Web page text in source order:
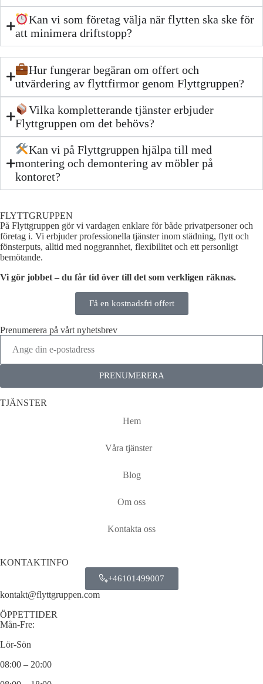
Kan vi som företag välja när flytten ska ske för
att minimera driftstopp?
Hur fungerar begäran om offert och
utvärdering av flyttfirmor genom Flyttgruppen?
Vilka kompletterande tjänster erbjuder
Flyttgruppen om det behövs?
Kan vi på Flyttgruppen hjälpa till med
montering och demontering av möbler på
kontoret?
FLYTTGRUPPEN
På Flyttgruppen gör vi vardagen enklare för både privatpersoner och
företag i. Vi erbjuder professionella tjänster inom städning, flytt och
fönsterputs, alltid med noggrannhet, flexibilitet och ett personligt
bemötande.
Vi gör jobbet – du får tid över till det som verkligen räknas.
Få en kostnadsfri offert
Prenumerera på vårt nyhetsbrev
PRENUMERERA
TJÄNSTER
Hem
Våra tjänster
Blog
Om oss
Kontakta oss
KONTAKTINFO
+46101499007
kontakt@flyttgruppen.com
ÖPPETTIDER
Mån-Fre:
Lör-Sön
08:00 – 20:00